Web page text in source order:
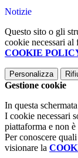
Notizie
Questo sito o gli
cookie necessari
COOKIE
Personalizza
Gestione cookie
In questa
I cookie necessari
piattaforma e non
Per conoscere
visionare la